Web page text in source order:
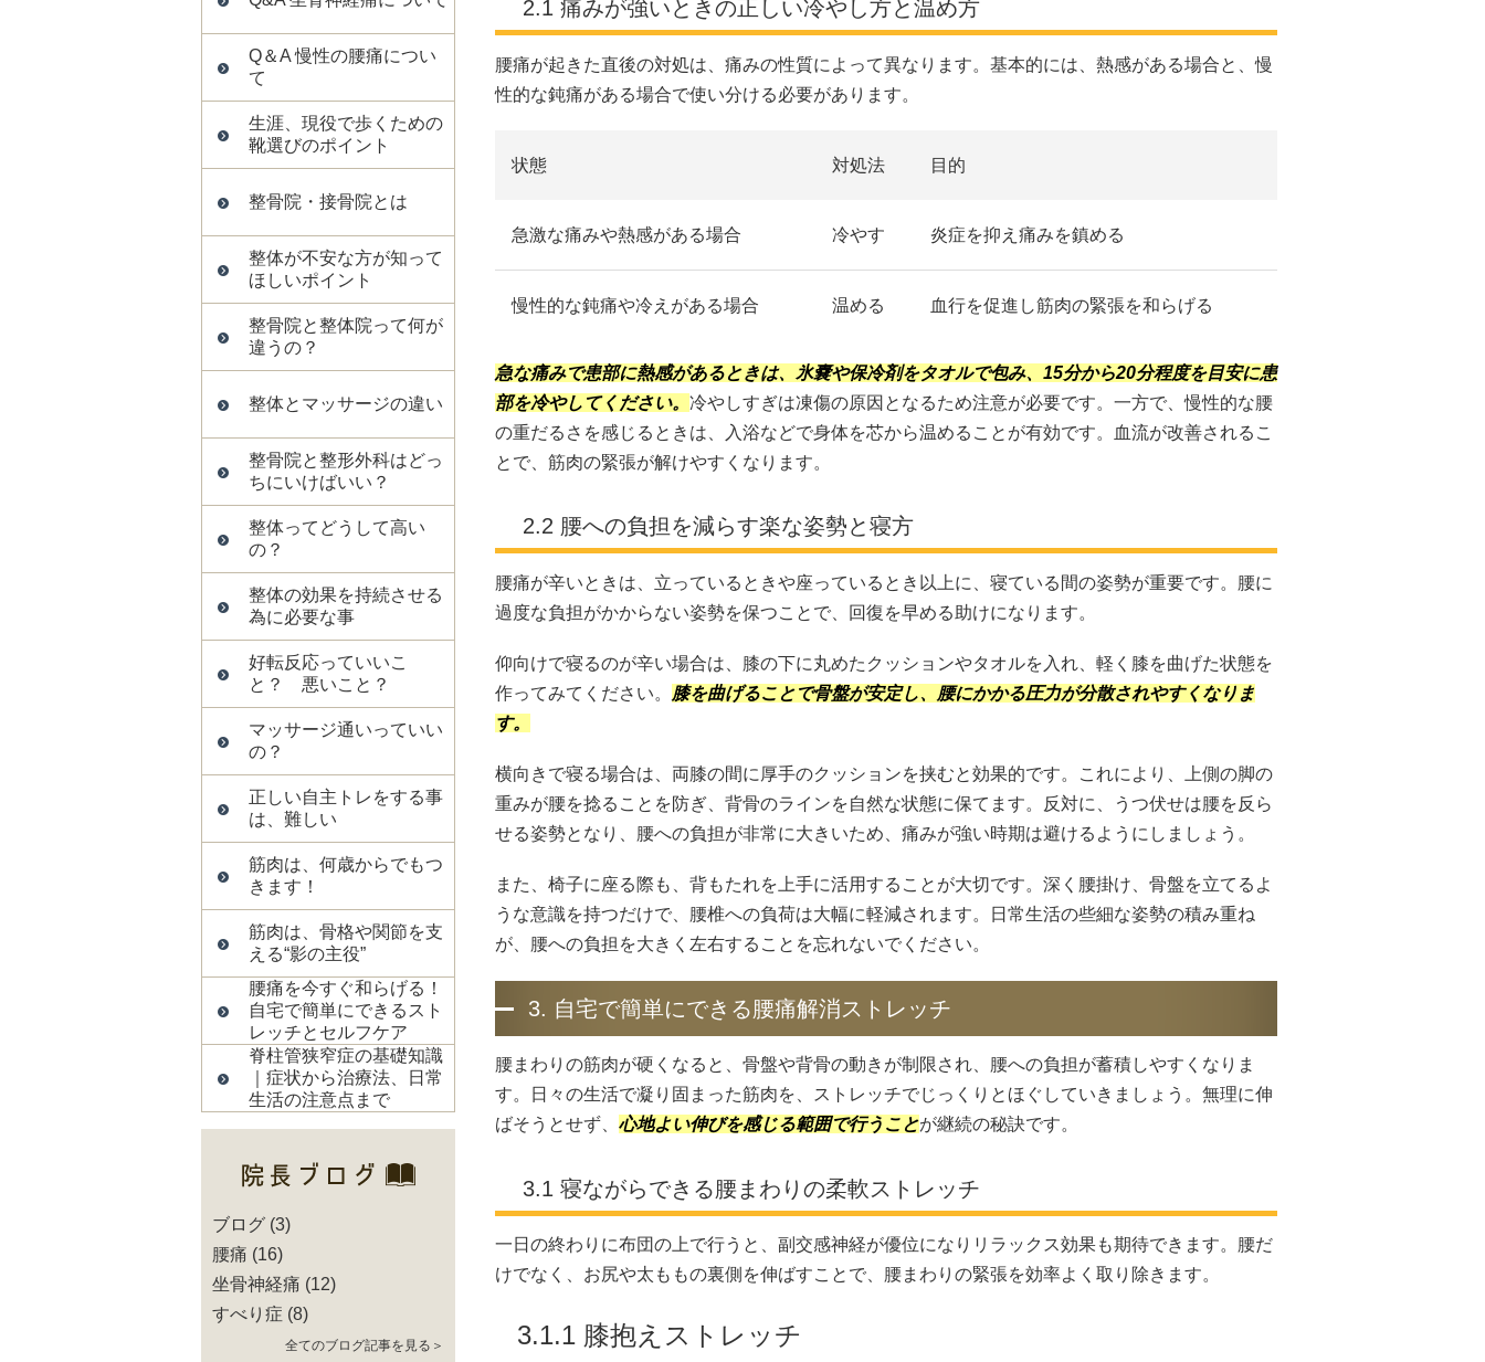
Q＆A 慢性の腰痛につい
て
生涯、現役で歩くための
靴選びのポイント
整骨院・接骨院とは
整体が不安な方が知って
ほしいポイント
整骨院と整体院って何が
違うの？
整体とマッサージの違い
整骨院と整形外科はどっ
ちにいけばいい？
整体ってどうして高い
の？
整体の効果を持続させる
為に必要な事
好転反応っていいこ
と？ 悪いこと？
マッサージ通いっていい
の？
正しい自主トレをする事
は、難しい
筋肉は、何歳からでもつ
きます！
筋肉は、骨格や関節を支
える“影の主役”
腰痛を今すぐ和らげる！
自宅で簡単にできるスト
レッチとセルフケア
脊柱管狭窄症の基礎知識
｜症状から治療法、日常
生活の注意点まで
ブログ (3)
腰痛 (16)
坐骨神経痛 (12)
すべり症 (8)
全てのブログ記事を見る＞
2.1 痛みが強いときの正しい冷やし方と温め方
腰痛が起きた直後の対処は、痛みの性質によって異なります。基本的には、熱感がある場合と、慢
性的な鈍痛がある場合で使い分ける必要があります。
状態 対処法 目的
急激な痛みや熱感がある場合 冷やす 炎症を抑え痛みを鎮める
慢性的な鈍痛や冷えがある場合 温める 血行を促進し筋肉の緊張を和らげる
急な痛みで患部に熱感があるときは、氷嚢や保冷剤をタオルで包み、15分から20分程度を目安に患
部を冷やしてください。 冷やしすぎは凍傷の原因となるため注意が必要です。一方で、慢性的な腰
の重だるさを感じるときは、入浴などで身体を芯から温めることが有効です。血流が改善されるこ
とで、筋肉の緊張が解けやすくなります。
2.2 腰への負担を減らす楽な姿勢と寝方
腰痛が辛いときは、立っているときや座っているとき以上に、寝ている間の姿勢が重要です。腰に
過度な負担がかからない姿勢を保つことで、回復を早める助けになります。
仰向けで寝るのが辛い場合は、膝の下に丸めたクッションやタオルを入れ、軽く膝を曲げた状態を
作ってみてください。 膝を曲げることで骨盤が安定し、腰にかかる圧力が分散されやすくなりま
す。
横向きで寝る場合は、両膝の間に厚手のクッションを挟むと効果的です。これにより、上側の脚の
重みが腰を捻ることを防ぎ、背骨のラインを自然な状態に保てます。反対に、うつ伏せは腰を反ら
せる姿勢となり、腰への負担が非常に大きいため、痛みが強い時期は避けるようにしましょう。
また、椅子に座る際も、背もたれを上手に活用することが大切です。深く腰掛け、骨盤を立てるよ
うな意識を持つだけで、腰椎への負荷は大幅に軽減されます。日常生活の些細な姿勢の積み重ね
が、腰への負担を大きく左右することを忘れないでください。
3. 自宅で簡単にできる腰痛解消ストレッチ
腰まわりの筋肉が硬くなると、骨盤や背骨の動きが制限され、腰への負担が蓄積しやすくなりま
す。日々の生活で凝り固まった筋肉を、ストレッチでじっくりとほぐしていきましょう。無理に伸
ばそうとせず、 心地よい伸びを感じる範囲で行うことが継続の秘訣です。
3.1 寝ながらできる腰まわりの柔軟ストレッチ
一日の終わりに布団の上で行うと、副交感神経が優位になりリラックス効果も期待できます。腰だ
けでなく、お尻や太ももの裏側を伸ばすことで、腰まわりの緊張を効率よく取り除きます。
3.1.1 膝抱えストレッチ